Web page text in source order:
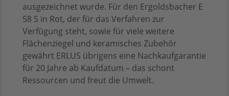
ausgezeichnet wurde. Für den Ergoldsbacher E
58 S in Rot, der für das Verfahren zur
Verfügung steht, sowie für viele weitere
Flächenziegel und keramisches Zubehör
gewährt ERLUS übrigens eine Nachkaufgarantie
für 20 Jahre ab Kaufdatum – das schont
Ressourcen und freut die Umwelt.